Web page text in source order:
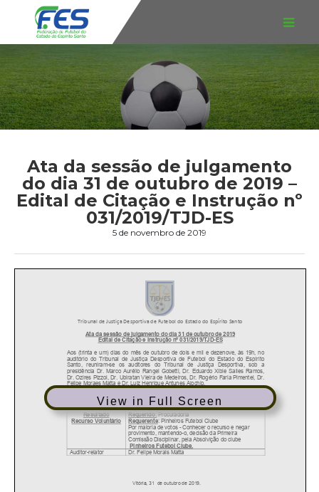
Ata da sessão de julgamento
do dia 31 de outubro de 2019 –
Edital de Citação e Instrução nº
031/2019/TJD-ES
5 de novembro de 2019
View in Full Screen